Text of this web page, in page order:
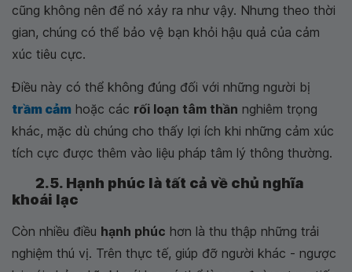
cũng không nên để nó xảy ra như vậy. Nhưng theo thời
gian, chúng có thể bảo vệ bạn khỏi hậu quả của cảm
xúc tiêu cực.
Điều này có thể không đúng đối với những người bị
trầm cảm hoặc các rối loạn tâm thần nghiêm trọng
khác, mặc dù chúng cho thấy lợi ích khi những cảm xúc
tích cực được thêm vào liệu pháp tâm lý thông thường.
2.5. Hạnh phúc là tất cả về chủ nghĩa
khoái lạc
Còn nhiều điều hạnh phúc hơn là thu thập những trải
nghiệm thú vị. Trên thực tế, giúp đỡ người khác - ngược